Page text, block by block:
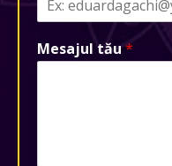
Mesajul tău*